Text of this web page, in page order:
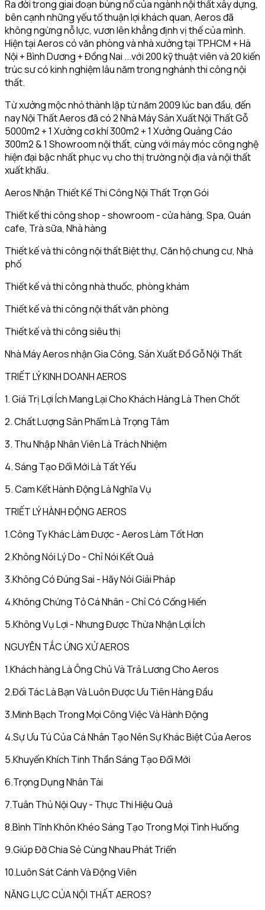
Ra đời trong giai đoạn bùng nổ của ngành nội thất xây dựng,
bên cạnh những yếu tố thuận lợi khách quan, Aeros đã
không ngừng nỗ lực, vươn lên khẳng định vị thế của mình.
Hiện tại Aeros có văn phòng và nhà xưởng tại TP.HCM + Hà
Nội + Bình Dương + Đồng Nai ...với 200 kỹ thuật viên và 20 kiến
trúc sư có kinh nghiệm lâu năm trong nghành thi công nội
thất.
Từ xưởng mộc nhỏ thành lập từ năm 2009 lúc ban đầu, đến
nay Nội Thất Aeros đã có 2 Nhà Máy Sản Xuất Nội Thất Gỗ
5000m2 + 1 Xưởng cơ khí 300m2 + 1 Xưởng Quảng Cáo
300m2 & 1 Showroom nội thất, cùng với máy móc công nghệ
hiện đại bậc nhất phục vụ cho thị trường nội địa và nội thất
xuất khẩu.
Aeros Nhận Thiết Kế Thi Công Nội Thất Trọn Gói
Thiết kế thi công shop - showroom - cửa hàng, Spa, Quán
cafe, Trà sữa, Nhà hàng
Thiết kế và thi công nội thất Biệt thự, Căn hộ chung cư, Nhà
phố
Thiết kế và thi công nhà thuốc, phòng khám
Thiết kế và thi công nội thất văn phòng
Thiết kế và thi công siêu thị
Nhà Máy Aeros nhận Gia Công, Sản Xuất Đồ Gỗ Nội Thất
TRIẾT LÝ KINH DOANH AEROS
1. Giá Trị Lợi Ích Mang Lại Cho Khách Hàng Là Then Chốt
2. Chất Lượng Sản Phẩm Là Trọng Tâm
3. Thu Nhập Nhân Viên Là Trách Nhiệm
4. Sáng Tạo Đổi Mới Là Tất Yếu
5. Cam Kết Hành Động Là Nghĩa Vụ
TRIẾT LÝ HÀNH ĐỘNG AEROS
1.Công Ty Khác Làm Được - Aeros Làm Tốt Hơn
2.Không Nói Lý Do - Chỉ Nói Kết Quả
3.Không Có Đúng Sai - Hãy Nói Giải Pháp
4.Không Chứng Tỏ Cá Nhân - Chỉ Có Cống Hiến
5.Không Vụ Lợi - Nhưng Được Thừa Nhận Lợi Ích
NGUYÊN TẮC ỨNG XỬ AEROS
1.Khách hàng Là Ông Chủ Và Trả Lương Cho Aeros
2.Đối Tác Là Bạn Và Luôn Được Ưu Tiên Hàng Đầu
3.Minh Bạch Trong Mọi Công Việc Và Hành Động
4.Sự Ưu Tú Của Cá Nhân Tạo Nên Sự Khác Biệt Của Aeros
5.Khuyến Khích Tinh Thần Sáng Tạo Đổi Mới
6.Trọng Dụng Nhân Tài
7.Tuân Thủ Nội Quy - Thực Thi Hiệu Quả
8.Bình Tĩnh Khôn Khéo Sáng Tạo Trong Mọi Tình Huống
9.Giúp Đỡ Chia Sẻ Cùng Nhau Phát Triển
10.Luôn Sát Cánh Và Động Viên
NĂNG LỰC CỦA NỘI THẤT AEROS?